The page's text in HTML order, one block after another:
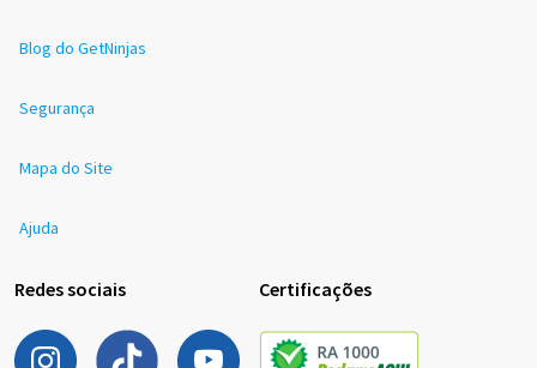
Blog do GetNinjas
Segurança
Mapa do Site
Ajuda
Redes sociais Certificações